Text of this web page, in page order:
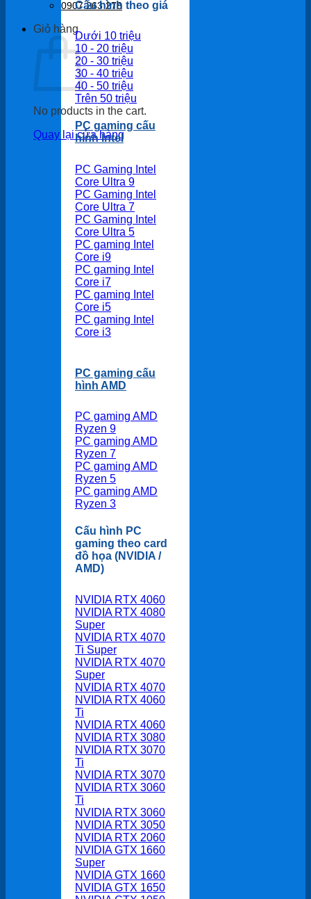
0907 263 278
Giỏ hàng
No products in the cart.
Quay lại cửa hàng
Cấu hình theo giá
Dưới 10 triệu
10 - 20 triệu
20 - 30 triệu
30 - 40 triệu
40 - 50 triệu
Trên 50 triệu
PC gaming cấu
hình Intel
PC Gaming Intel
Core Ultra 9
PC Gaming Intel
Core Ultra 7
PC Gaming Intel
Core Ultra 5
PC gaming Intel
Core i9
PC gaming Intel
Core i7
PC gaming Intel
Core i5
PC gaming Intel
Core i3
PC gaming cấu
hình AMD
PC gaming AMD
Ryzen 9
PC gaming AMD
Ryzen 7
PC gaming AMD
Ryzen 5
PC gaming AMD
Ryzen 3
Cấu hình PC
gaming theo card
đồ họa (NVIDIA /
AMD)
NVIDIA RTX 4060
NVIDIA RTX 4080
Super
NVIDIA RTX 4070
Ti Super
NVIDIA RTX 4070
Super
NVIDIA RTX 4070
NVIDIA RTX 4060
Ti
NVIDIA RTX 4060
NVIDIA RTX 3080
NVIDIA RTX 3070
Ti
NVIDIA RTX 3070
NVIDIA RTX 3060
Ti
NVIDIA RTX 3060
NVIDIA RTX 3050
NVIDIA RTX 2060
NVIDIA GTX 1660
Super
NVIDIA GTX 1660
NVIDIA GTX 1650